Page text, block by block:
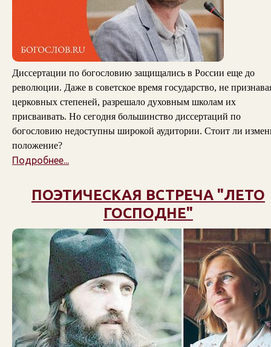
Диссертации по богословию защищались в России еще до
революции. Даже в советское время государство, не
церковных степеней, разрешало духовным школам их
присваивать. Но сегодня большинство диссертаций по
богословию недоступны широкой аудитории. Стоит ли
положение?
Подробнее...
ПОЭТИЧЕСКАЯ ВСТРЕЧА "ЛЕТО
ГОСПОДНЕ"